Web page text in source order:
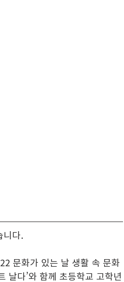
니다.
문화가 있는 날 생활 속 문화
날다’와 함께 초등학교 고학년